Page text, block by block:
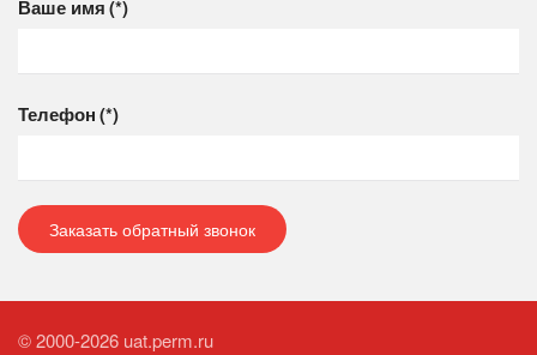
Ваше имя(*)
Телефон(*)
Заказать обратный звонок
© 2000-2026 uat.perm.ru